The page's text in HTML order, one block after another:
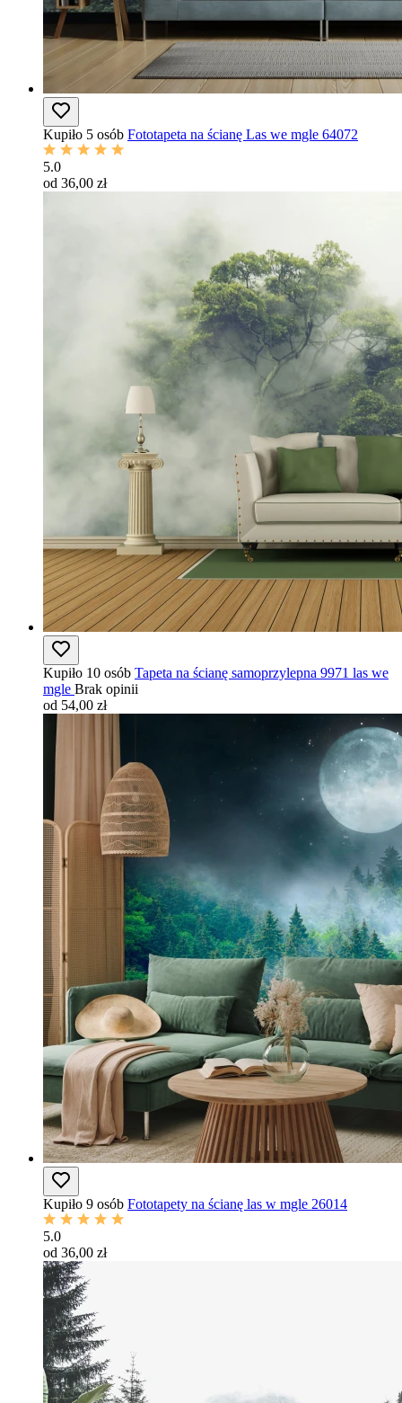
Kupiło 5 osób Fototapeta na ścianę Las we mgle 64072
5.0
od 36,00 zł
Kupiło 10 osób Tapeta na ścianę samoprzylepna 9971 las we
mgle Brak opinii
od 54,00 zł
Kupiło 9 osób Fototapety na ścianę las w mgle 26014
5.0
od 36,00 zł